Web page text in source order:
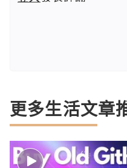
更多生活文章